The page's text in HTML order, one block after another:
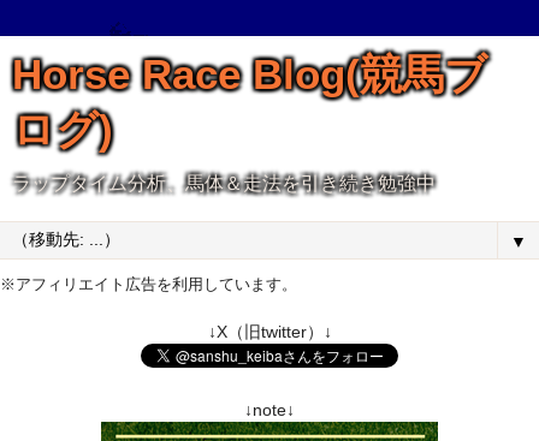
Horse Race Blog(競馬ブ
ログ)
ラップタイム分析、馬体＆走法を引き続き勉強中
▼
※アフィリエイト広告を利用しています。
↓X（旧twitter）↓
↓note↓